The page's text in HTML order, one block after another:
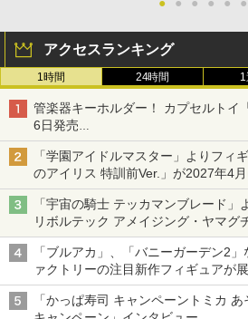
アクセスランキング
1時間 24時間
管楽器キーホルダー！ カプセルトイ
6日発売
チューバ、テナサクなど5種各3色
「学園アイドルマスター」よりフィ
のアイリス 特訓前Ver.」が2027年4
「宇宙の騎士 テッカマンブレード
リボルテック アメイジング・ヤマグ
「ブルアカ」、「バニーガーデン2
ァクトリーの注目新作フィギュアが
示会】
「かっぱ寿司 キャンペーントミカ